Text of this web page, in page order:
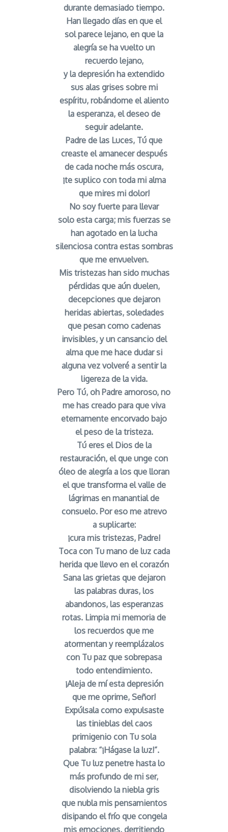
durante demasiado tiempo.
Han llegado días en que el
sol parece lejano, en que la
alegría se ha vuelto un
recuerdo lejano,
y la depresión ha extendido
sus alas grises sobre mi
espíritu, robándome el aliento
la esperanza, el deseo de
seguir adelante.
Padre de las Luces, Tú que
creaste el amanecer después
de cada noche más oscura,
¡te suplico con toda mi alma
que mires mi dolor!
No soy fuerte para llevar
solo esta carga; mis fuerzas se
han agotado en la lucha
silenciosa contra estas sombras
que me envuelven.
Mis tristezas han sido muchas
pérdidas que aún duelen,
decepciones que dejaron
heridas abiertas, soledades
que pesan como cadenas
invisibles, y un cansancio del
alma que me hace dudar si
alguna vez volveré a sentir la
ligereza de la vida.
Pero Tú, oh Padre amoroso, no
me has creado para que viva
eternamente encorvado bajo
el peso de la tristeza.
Tú eres el Dios de la
restauración, el que unge con
óleo de alegría a los que lloran
el que transforma el valle de
lágrimas en manantial de
consuelo. Por eso me atrevo
a suplicarte:
¡cura mis tristezas, Padre!
Toca con Tu mano de luz cada
herida que llevo en el corazón
Sana las grietas que dejaron
las palabras duras, los
abandonos, las esperanzas
rotas. Limpia mi memoria de
los recuerdos que me
atormentan y reemplázalos
con Tu paz que sobrepasa
todo entendimiento.
¡Aleja de mí esta depresión
que me oprime, Señor!
Expúlsala como expulsaste
las tinieblas del caos
primigenio con Tu sola
palabra: “¡Hágase la luz!”.
Que Tu luz penetre hasta lo
más profundo de mi ser,
disolviendo la niebla gris
que nubla mis pensamientos
disipando el frío que congela
mis emociones, derritiendo